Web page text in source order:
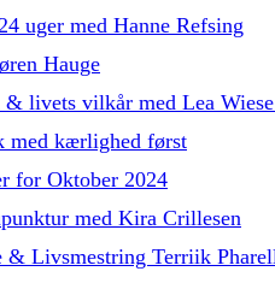
uger med Hanne Refsing
Hauge
& livets vilkår med Lea
med kærlighed først
for Oktober 2024
med Kira Crillesen
& Livsmestring Terriik